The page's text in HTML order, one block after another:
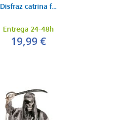
Disfraz catrina f...
Entrega 24-48h
19,99 €